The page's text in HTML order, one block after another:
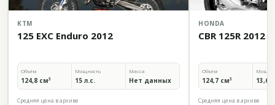
KTM
125 EXC Enduro 2012
Объём
124,8 см³
Мощность
15 л.с.
Масса
Нет данных
Средняя цена в архиве
HONDA
CBR 125R 2012
Объём
124,7 см³ 13,6
Средняя цена в архиве